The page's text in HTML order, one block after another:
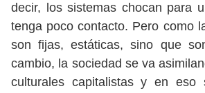
decir, los sistemas chocan para
tenga poco contacto. Pero como
son fijas, estáticas, sino que
cambio, la sociedad se va
culturales capitalistas y en eso